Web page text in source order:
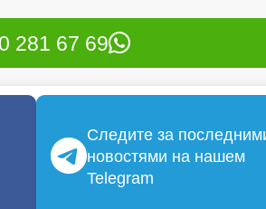
281 67 69
Следите за
новостями на нашем
Telegram